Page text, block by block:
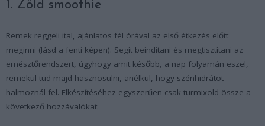
1. Zöld smoothie
Remek reggeli ital, ajánlatos fél órával az első étkezés előtt
meginni (lásd a fenti képen). Segít beindítani és megtisztítani az
emésztőrendszert, úgyhogy amit később, a nap folyamán eszel,
remekül tud majd hasznosulni, anélkül, hogy szénhidrátot
halmoznál fel. Elkészítéséhez egyszerűen csak turmixold össze a
következő hozzávalókat: